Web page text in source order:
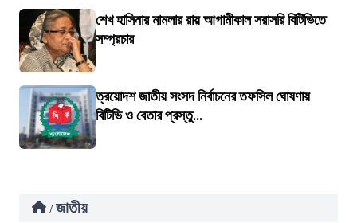
শেখ হাসিনার মামলার রায় আগামীকাল সরাসরি বিটিভিতে
সম্প্রচার
ত্রয়োদশ জাতীয় সংসদ নির্বাচনের তফসিল ঘোষণায়
বিটিভি ও বেতার প্রস্তু...
/ জাতীয়